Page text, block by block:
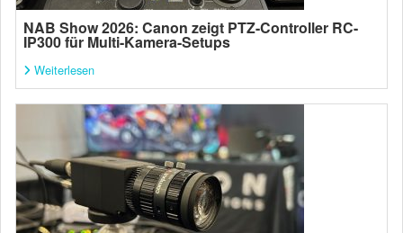
NAB Show 2026: Canon zeigt PTZ-Controller RC-
IP300 für Multi-Kamera-Setups
Weiterlesen